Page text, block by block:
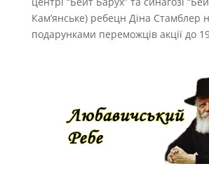
Кам’янське) ребецн Діна Стамблер
подарунками переможців акції до